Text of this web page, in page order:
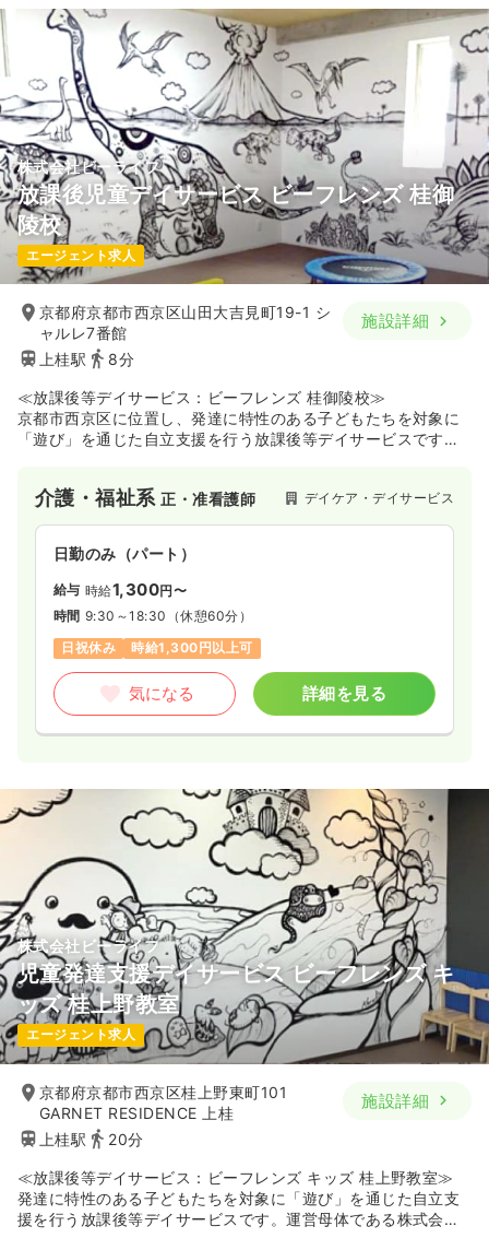
株式会社ビーライフ
放課後児童デイサービス ビーフレンズ 桂御
陵校
エージェント求人
京都府京都市西京区山田大吉見町19-1 シ
ャルレ7番館
上桂駅
8分
施設詳細
≪放課後等デイサービス：ビーフレンズ 桂御陵校≫
京都市西京区に位置し、発達に特性のある子どもたちを対象に
「遊び」を通じた自立支援を行う放課後等デイサービスです。
を提供しています。室内での活動だけでなく、お出かけや季節
のイベントなど、子どもたちが社会性を育むための多彩なプロ
グラムを実践しており、子どもたちの成長を間近で支えたい方
にとって、やりがいを実感しやすい環境が整っています。
介護・福祉系正・准看護師 デイケア・デイサービス
日勤のみ（パート）
給与 時給1,300円〜
時間 9:30～18:30 （休憩60分）
日祝休み
時給1,300円以上可
気になる 詳細を見る
株式会社ビーライフ
児童発達支援デイサービス ビーフレンズ キ
ッズ 桂上野教室
エージェント求人
京都府京都市西京区桂上野東町101
GARNET RESIDENCE 上桂
上桂駅
20分
施設詳細
≪放課後等デイサービス：ビーフレンズ キッズ 桂上野教室≫
発達に特性のある子どもたちを対象に「遊び」を通じた自立支
援を行う放課後等デイサービスです。運営母体である株式会社